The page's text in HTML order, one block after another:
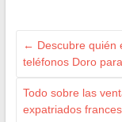
← Descubre quién
teléfonos Doro
Todo sobre las
expatriados